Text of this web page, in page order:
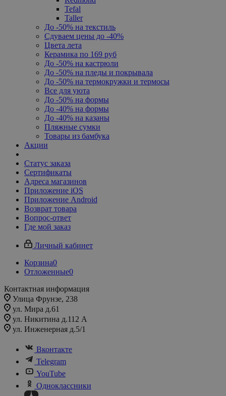
Tefal
Taller
До -50% на текстиль
Сдуваем цены до -40%
Цвета лета
Керамика по 169 руб
До -50% на кастрюли
До -50% на пледы и покрывала
До -50% на термокружки и термосы
Все для уюта
До -50% на формы
До -40% на формы
До -40% на казаны
Пляжные сумки
Товары из бамбука
Акции
Статус заказа
Сертификаты
Адреса магазинов
Приложение iOS
Приложение Android
Возврат товара
Вопрос-ответ
Где мой заказ
Личный кабинет
Корзина0
Отложенные0
Контактная информация
Улица Фрунзе, 238​
ул. Мира д.61
ул. Никитина д.112 А
ул. Инженерная д.5/1
Вконтакте
Telegram
YouTube
Одноклассники